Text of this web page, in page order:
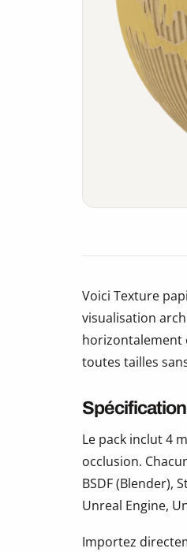
Voici Texture
visualisation
horizontalement
toutes tailles
Le pack inclut 4
occlusion.
BSDF (Blender),
Unreal Engine,
Importez